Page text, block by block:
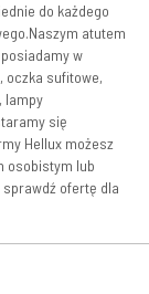
do każdego
atutem
w
oczka sufitowe,
lampy
się
Hellux możesz
osobistym lub
ofertę dla